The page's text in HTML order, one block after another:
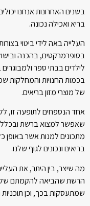
האחרונות אנחנו יכולים
ואכילה נכונה.
באה לידי ביטוי בצורות
בהכנה ובישול
בבתי ספר ולמבוגרים
החנויות והמחלקות
מוצרי מזון בריאים.
הנספחים לתופעה זו,
למצוא ברשת ובכלל
למנות אשר באופן
ונכונים לגוף שלנו.
שיצר, בין היתר, את העלייה
שהביאה להקמתם של
בכך, וכן תוכניות